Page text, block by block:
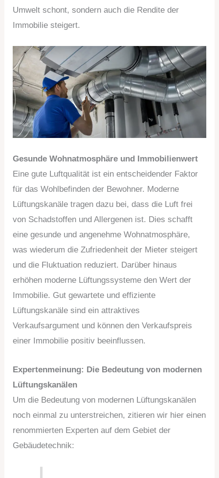
Umwelt schont, sondern auch die Rendite der
Immobilie steigert.
Gesunde Wohnatmosphäre und Immobilienwert
Eine gute Luftqualität ist ein entscheidender Faktor
für das Wohlbefinden der Bewohner. Moderne
Lüftungskanäle tragen dazu bei, dass die Luft frei
von Schadstoffen und Allergenen ist. Dies schafft
eine gesunde und angenehme Wohnatmosphäre,
was wiederum die Zufriedenheit der Mieter steigert
und die Fluktuation reduziert. Darüber hinaus
erhöhen moderne Lüftungssysteme den Wert der
Immobilie. Gut gewartete und effiziente
Lüftungskanäle sind ein attraktives
Verkaufsargument und können den Verkaufspreis
einer Immobilie positiv beeinflussen.
Expertenmeinung: Die Bedeutung von modernen
Lüftungskanälen
Um die Bedeutung von modernen Lüftungskanälen
noch einmal zu unterstreichen, zitieren wir hier einen
renommierten Experten auf dem Gebiet der
Gebäudetechnik: